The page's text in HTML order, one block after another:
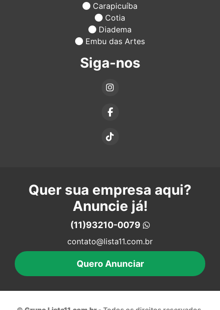
Carapicuíba
Cotia
Diadema
Embu das Artes
Siga-nos
Quer sua empresa aqui?
Anuncie já!
(11)93210-0079
contato@lista11.com.br
Quero Anunciar